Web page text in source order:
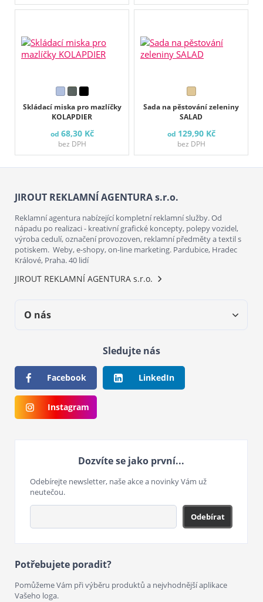
Skládací miska pro mazlíčky
KOLAPDIER
od 68,30 Kč
bez DPH
Sada na pěstování zeleniny
SALAD
od 129,90 Kč
bez DPH
JIROUT REKLAMNÍ AGENTURA s.r.o.
Reklamní agentura nabízející kompletní reklamní služby. Od
nápadu po realizaci - kreativní grafické koncepty, polepy vozidel,
výroba cedulí, označení provozoven, reklamní předměty a textil s
potiskem. Weby, e-shopy, on-line marketing. Pardubice, Hradec
Králové, Praha. 40 lidí
JIROUT REKLAMNÍ AGENTURA s.r.o.
O nás
Sledujte nás
Facebook LinkedIn
Instagram
Dozvíte se jako první...
Odebírejte newsletter, naše akce a novinky Vám už
neutečou.
Odebírat
Potřebujete poradit?
Pomůžeme Vám při výběru produktů a nejvhodnější aplikace
Vašeho loga.